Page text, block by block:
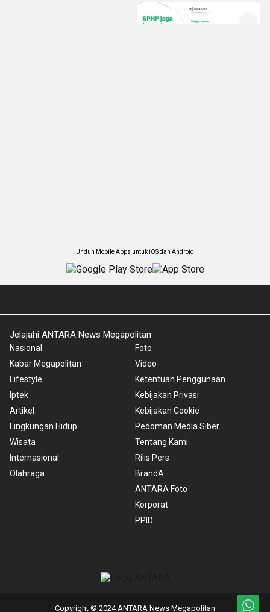
Unduh Mobile Apps untuk iOS dan Android
Jelajahi ANTARA News Megapolitan
Nasional
Kabar Megapolitan
Lifestyle
Iptek
Artikel
Lingkungan Hidup
Wisata
Internasional
Olahraga
Foto
Video
Ketentuan Penggunaan
Kebijakan Privasi
Kebijakan Cookie
Pedoman Media Siber
Tentang Kami
Rilis Pers
BrandA
ANTARA Foto
Korporat
PPID
Copyright © 2024 ANTARA News Megapolitan